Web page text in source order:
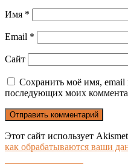
Имя *
Email *
Сайт
Сохранить моё имя, email
последующих моих
Этот сайт использует
как обрабатываются ваши